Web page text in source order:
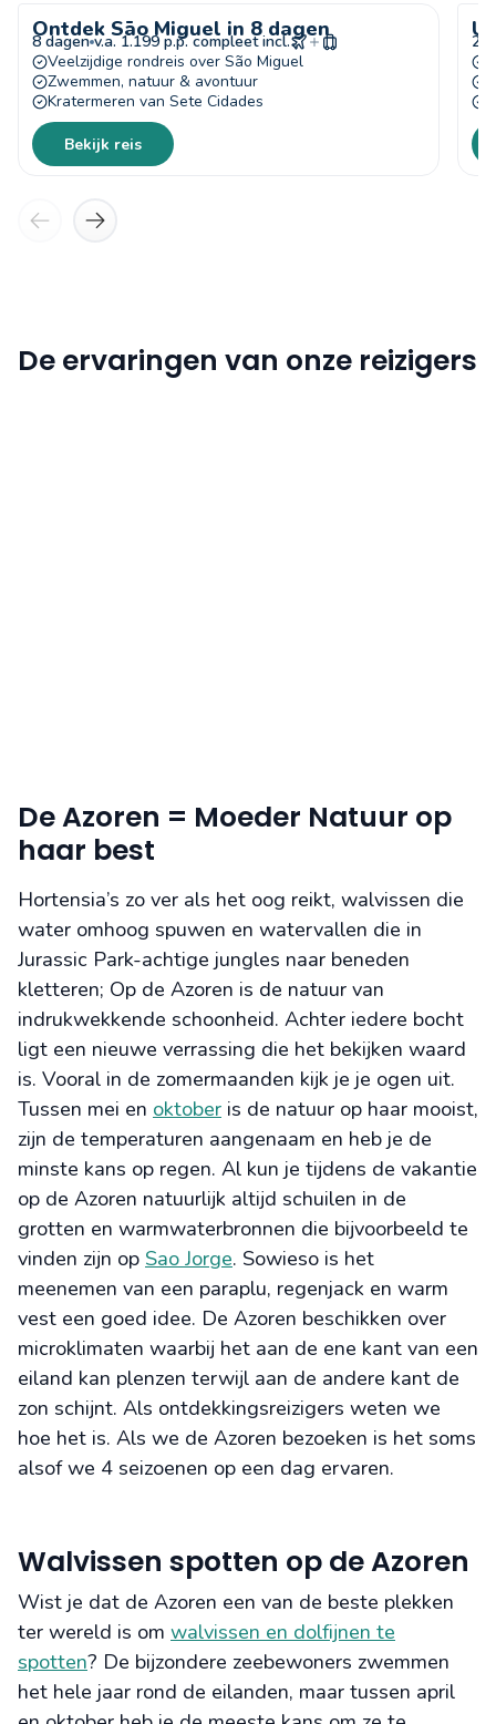
Ontdek Sāo Miguel in 8 dagen
8 dagen v.a. 1.199 p.p. compleet incl.
Veelzijdige rondreis over São Miguel
Zwemmen, natuur & avontuur
Kratermeren van Sete Cidades
Bekijk reis
22
De ervaringen van onze reizigers
De Azoren = Moeder Natuur op
haar best
Hortensia’s zo ver als het oog reikt, walvissen die
water omhoog spuwen en watervallen die in
Jurassic Park-achtige jungles naar beneden
kletteren; Op de Azoren is de natuur van
indrukwekkende schoonheid. Achter iedere bocht
ligt een nieuwe verrassing die het bekijken waard
is. Vooral in de zomermaanden kijk je je ogen uit.
Tussen mei en oktober is de natuur op haar mooist,
zijn de temperaturen aangenaam en heb je de
minste kans op regen. Al kun je tijdens de vakantie
op de Azoren natuurlijk altijd schuilen in de
grotten en warmwaterbronnen die bijvoorbeeld te
vinden zijn op Sao Jorge. Sowieso is het
meenemen van een paraplu, regenjack en warm
vest een goed idee. De Azoren beschikken over
microklimaten waarbij het aan de ene kant van een
eiland kan plenzen terwijl aan de andere kant de
zon schijnt. Als ontdekkingsreizigers weten we
hoe het is. Als we de Azoren bezoeken is het soms
alsof we 4 seizoenen op een dag ervaren.
Walvissen spotten op de Azoren
Wist je dat de Azoren een van de beste plekken
ter wereld is om walvissen en dolfijnen te
spotten? De bijzondere zeebewoners zwemmen
het hele jaar rond de eilanden, maar tussen april